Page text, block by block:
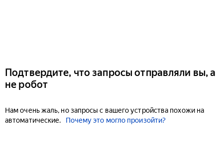
Подтвердите, что запросы отправляли вы, а
не робот
Нам очень жаль, но запросы с вашего устройства похожи на
автоматические.
Почему это могло произойти?